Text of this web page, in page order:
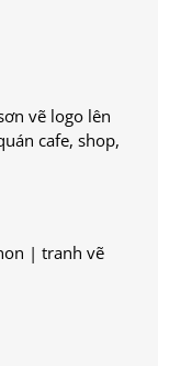
vẽ logo lên
cafe, shop,
| tranh vẽ